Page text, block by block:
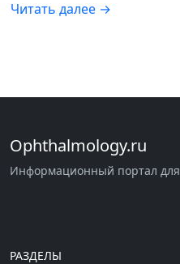
Читать далее →
Ophthalmology.ru
Информационный портал
РАЗДЕЛЫ